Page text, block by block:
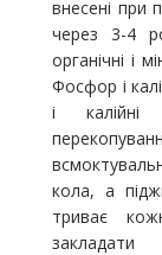
внесені при
через 3-4
органічні і
Фосфор і
і
кола, а
триває
закладати